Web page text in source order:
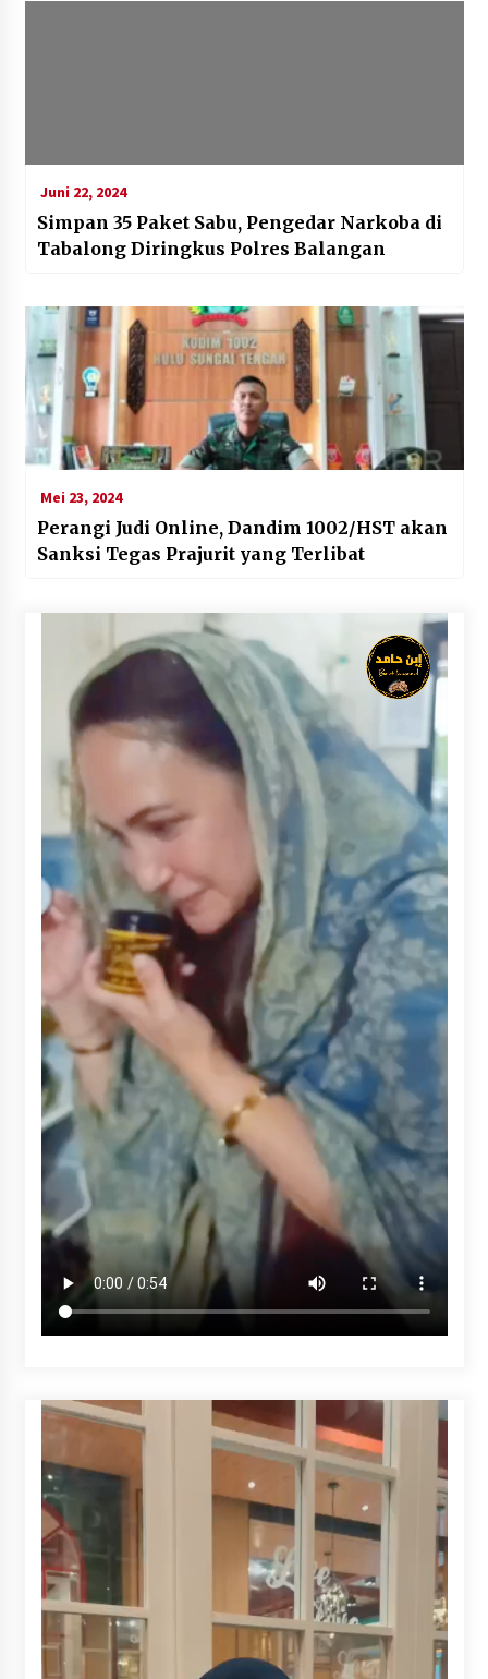
Juni 22, 2024
Simpan 35 Paket Sabu, Pengedar Narkoba di
Tabalong Diringkus Polres Balangan
Mei 23, 2024
Perangi Judi Online, Dandim 1002/HST akan
Sanksi Tegas Prajurit yang Terlibat